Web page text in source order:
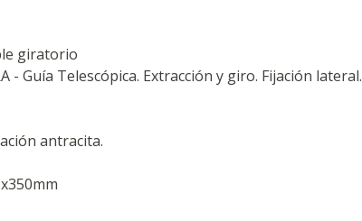
giratorio
- Guía Telescópica. Extracción y giro. Fijación lateral.
antracita.